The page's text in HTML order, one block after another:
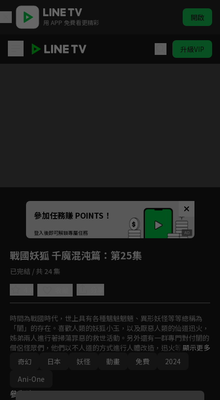
用 APP 免費看更精彩 開啟
升級VIP
Unmute
如有不便請見諒
參加任務賺 POINTS！
登入後即可解鎖專屬任務
戰國妖狐 千魔混沌篇 ：第25集
已完結 / 共 24 集
時間為戰國時代，世上具有各種魑魅魍魎、異形妖怪等等總稱為
「闇」的存在。喜歡人類的妖狐小玉，以及厭惡人類的仙道迅火，
姊弟兩人進行著掃蕩罪惡的救世活動。另外還有一群專門對付闇的
僧侶怪眾們，他們以不人道的方式進行人體改造，迅火等人與他們
產生激烈衝突！人類當中也有壞人，非人類的存在也不見得都是邪
惡的，迅火因過去的事而極其討厭人類，但在旅程當中，也逐漸目
睹到人類善良的一面，他是否能有所轉變呢？
顯示更多
奇幻
日本 妖怪 動畫 免費
2024
Ani-One
參與演員